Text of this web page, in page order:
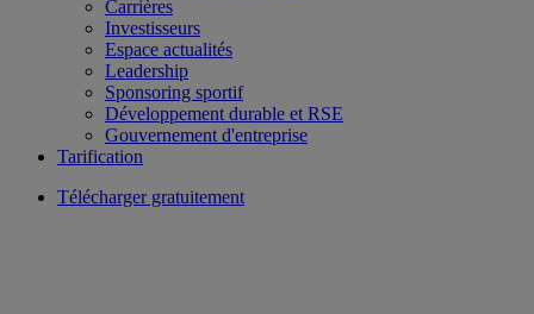
Carrières
Investisseurs
Espace actualités
Leadership
Sponsoring sportif
Développement durable et RSE
Gouvernement d'entreprise
Tarification
Télécharger gratuitement